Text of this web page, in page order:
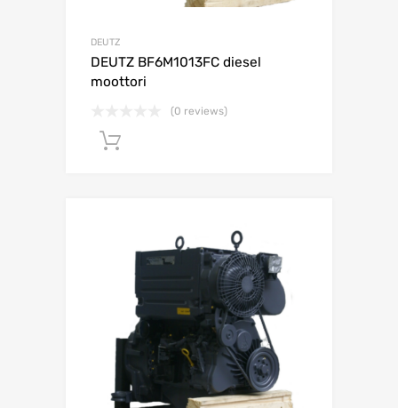
DEUTZ
DEUTZ BF6M1013FC diesel
moottori
(0 reviews)